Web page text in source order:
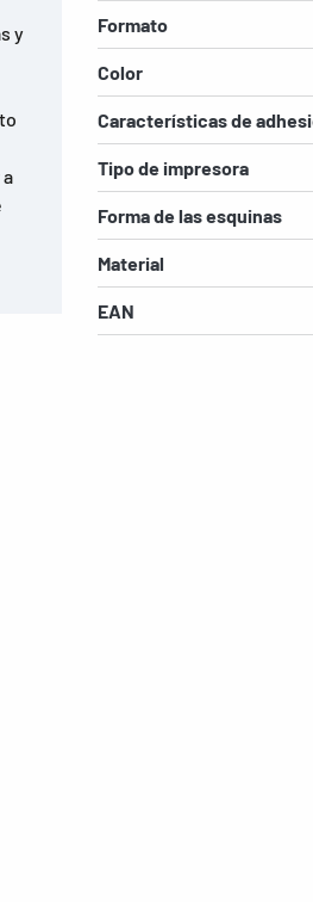
y
Formato
Color
Características de
Tipo de impresora
Forma de las esquinas
Material
EAN